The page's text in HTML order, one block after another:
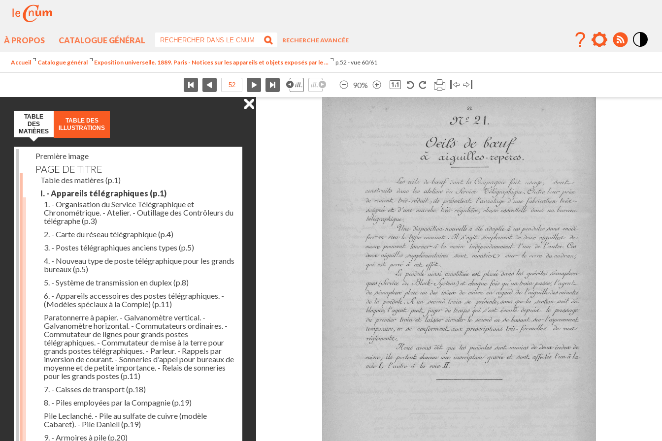
À PROPOS CATALOGUE GÉNÉRAL
RECHERCHE AVANCÉE
Accueil Catalogue général Exposition universelle. 1889. Paris - Notices sur les appareils et objets exposés par le ... p.52 - vue 60/61
90%
TABLE
DES
MATIÈRES
TABLE DES
ILLUSTRATIONS
Première image
PAGE DE TITRE
Table des matières (p.1)
I. - Appareils télégraphiques (p.1)
1. - Organisation du Service Télégraphique et
Chronométrique. - Atelier. - Outillage des Contrôleurs du
télégraphe(p.3)
2. - Carte du réseau télégraphique(p.4)
3. - Postes télégraphiques anciens types (p.5)
4. - Nouveau type de poste télégraphique pour les grands
bureaux(p.5)
5. - Système de transmission en duplex(p.8)
6. - Appareils accessoires des postes télégraphiques. -
(Modèles spéciaux à la Compie) (p.11)
Paratonnerre à papier. - Galvanomètre vertical. -
Galvanomètre horizontal. - Commutateurs ordinaires. -
Commutateur de lignes pour grands postes
télégraphiques. - Commutateur de mise à la terre pour
grands postes télégraphiques. - Parleur. - Rappels par
inversion de courant. - Sonneries d'appel pour bureaux de
moyenne et de petite importance. - Relais de sonneries
pour les grands postes (p.11)
7. - Caisses de transport(p.18)
8. - Piles employées par la Compagnie(p.19)
Pile Leclanché. - Pile au sulfate de cuivre (modèle
Cabaret). - Pile Daniell(p.19)
9. - Armoires à pile(p.20)